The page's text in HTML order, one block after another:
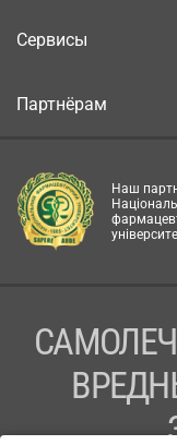
Сервисы
Партнёрам
Наш